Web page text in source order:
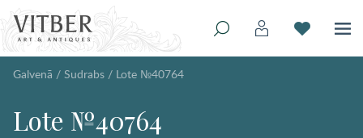
Galvenā / Sudrabs / Lote №40764
Lote №40764